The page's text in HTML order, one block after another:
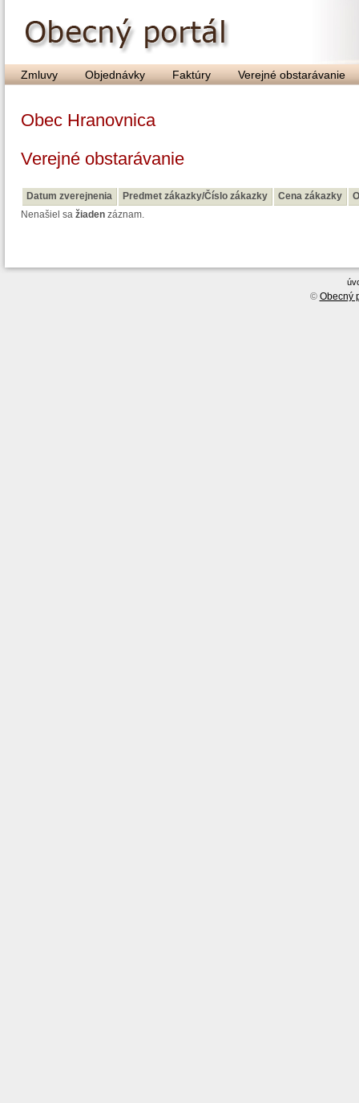
Zmluvy Objednávky Faktúry Verejné obstarávanie
Obec Hranovnica
Verejné obstarávanie
Datum zverejnenia Predmet zákazky/Číslo zákazky Cena zákazky
Nenašiel sa žiaden záznam.
© Obecný